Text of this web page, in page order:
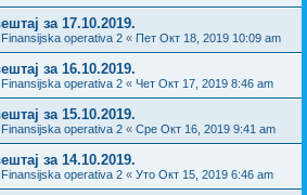
за 17.10.2019.
Finansijska operativa 2 « Пет Окт 18, 2019 10:09 am
за 16.10.2019.
Finansijska operativa 2 « Чет Окт 17, 2019 8:46 am
за 15.10.2019.
Finansijska operativa 2 « Сре Окт 16, 2019 9:41 am
за 14.10.2019.
Finansijska operativa 2 « Уто Окт 15, 2019 6:46 am